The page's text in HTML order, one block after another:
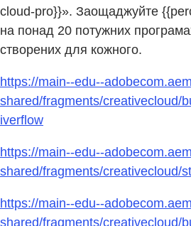
cloud-pro}}». Заощаджуйте
на понад 20 потужних
створених для кожного.
https://main--edu--
shared/fragments/creativecloud/
iverflow
https://main--edu--
shared/fragments/creativecloud/
https://main--edu--
shared/fragments/creativecloud/